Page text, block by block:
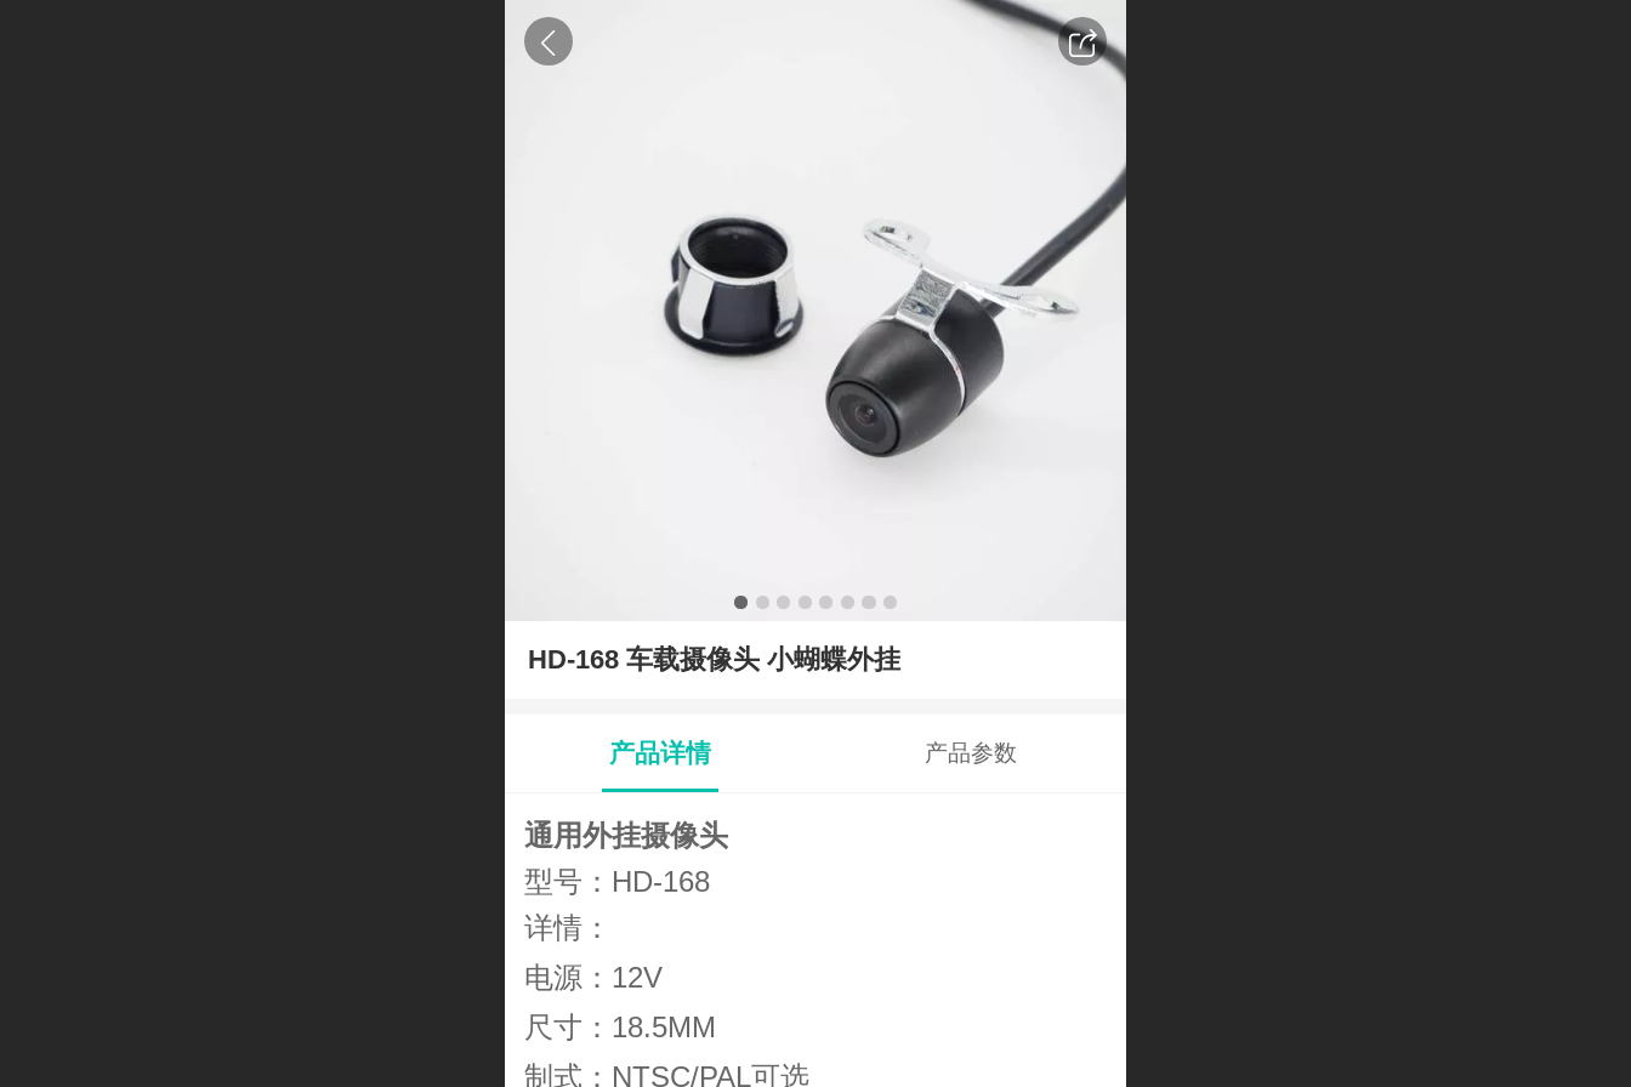
HD-168 车载摄像头 小蝴蝶外挂
产品详情 产品参数
通用外挂摄像头
型号：HD-168
详情：
电源：12V
尺寸：18.5MM
制式： NTSC/PAL可选